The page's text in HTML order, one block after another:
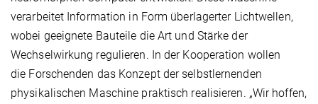
verarbeitet Information in Form überlagerter Lichtwellen,
wobei geeignete Bauteile die Art und Stärke der
Wechselwirkung regulieren. In der Kooperation wollen
die Forschenden das Konzept der selbstlernenden
physikalischen Maschine praktisch realisieren. „Wir hoffen,